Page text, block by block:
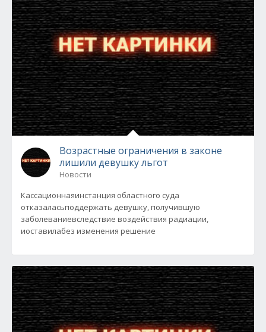
Возрастные ограничения в законе
лишили девушку льгот
Новости
Кассационнаяинстанция областного суда
отказаласьподдержать девушку, получившую
заболеваниевследствие воздействия радиации,
иоставилабез изменения решение